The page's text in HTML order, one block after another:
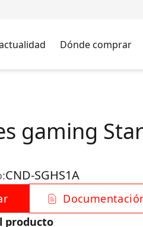
Dónde comprar
gaming
CND-SGHS1A
producto